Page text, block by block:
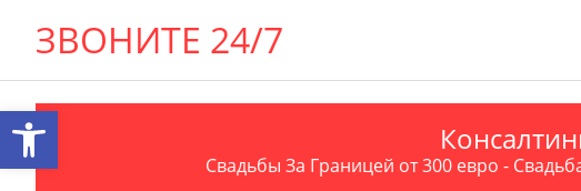
ЗВОНИТЕ 24/7
Свадьбы За Границей от 300 евро -
Открыть панель инструментов